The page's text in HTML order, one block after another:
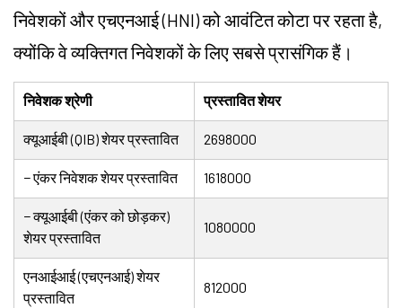
निवेशकों और एचएनआई (HNI) को आवंटित कोटा पर रहता है,
क्योंकि वे व्यक्तिगत निवेशकों के लिए सबसे प्रासंगिक हैं।
निवेशक श्रेणी प्रस्तावित शेयर
क्यूआईबी (QIB) शेयर प्रस्तावित 2698000
− एंकर निवेशक शेयर प्रस्तावित 1618000
− क्यूआईबी (एंकर को छोड़कर)
शेयर प्रस्तावित
1080000
एनआईआई (एचएनआई) शेयर
प्रस्तावित
812000